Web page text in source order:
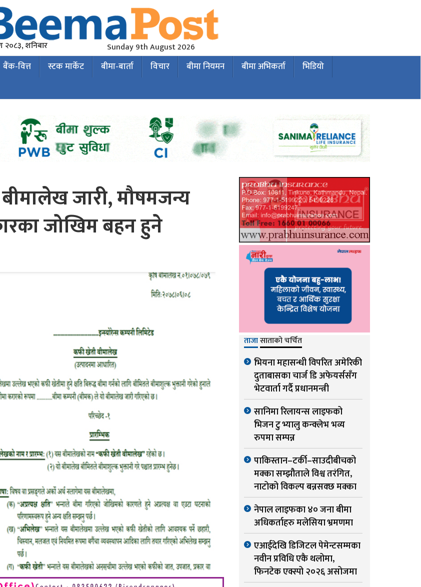
२०८३, शनिबार Sunday 9th August 2026
बैंक-वित्त स्टक मार्केट बीमा-बार्ता विचार बीमा नियमन बीमा अभिकर्ता
भिडियो
बीमालेख जारी, मौषमजन्य
जोखिम बहन हुने
ताजासाताको चर्चित
भियना महासन्धी विपरित अमेरिकी
दुताबासका चार्ज डि अफेयर्ससँग
भेटवार्ता गर्दै प्रधानमन्त्री
सानिमा रिलायन्स लाइफको
भिजन टु भ्यालु कन्क्लेभ भव्य
रुपमा सम्पन्न
पाकिस्तान–टर्की–साउदीबीचको
मक्का सम्झौताले विश्व तरंगित,
नाटोको विकल्प बन्नसक्छ मक्का
नेपाल लाइफका ४० जना बीमा
अधिकर्ताहरु मलेसिया भ्रमणमा
एआईदेखि डिजिटल पेमेन्टसम्मका
नवीन प्रविधि एकै थलोमा,
फिनटेक एक्स्पो २०२६ असोजमा